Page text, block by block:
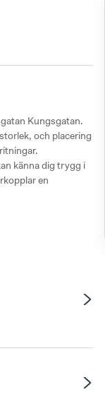
Kungsgatan.
och placering
känna dig trygg i
en